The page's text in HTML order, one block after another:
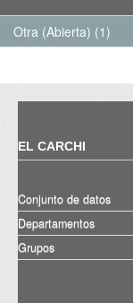
Otra (Abierta) (1)
EL CARCHI
Conjunto de datos
Departamentos
Grupos